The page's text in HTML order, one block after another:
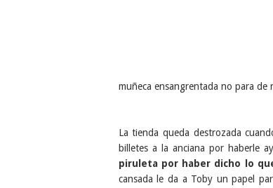
muñeca ensangrentada no para de
La tienda queda destrozada
billetes a la anciana por haberle
piruleta por haber dicho lo
cansada le da a Toby un papel